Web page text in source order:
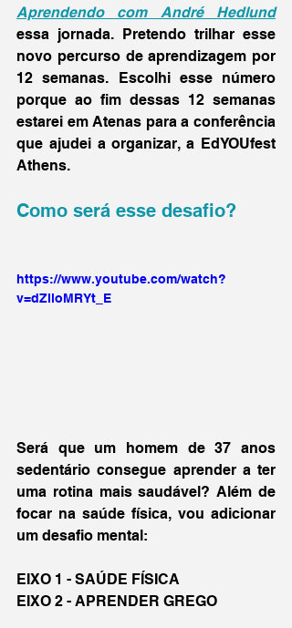
Aprendendo com André Hedlund
essa jornada. Pretendo trilhar esse
novo percurso de aprendizagem por
12 semanas. Escolhi esse número
porque ao fim dessas 12 semanas
estarei em Atenas para a conferência
que ajudei a organizar, a EdYOUfest
Athens.
Como será esse desafio?
https://www.youtube.com/watch?
v=dZlloMRYt_E
Será que um homem de 37 anos
sedentário consegue aprender a ter
uma rotina mais saudável? Além de
focar na saúde física, vou adicionar
um desafio mental:
EIXO 1 - SAÚDE FÍSICA
EIXO 2 - APRENDER GREGO